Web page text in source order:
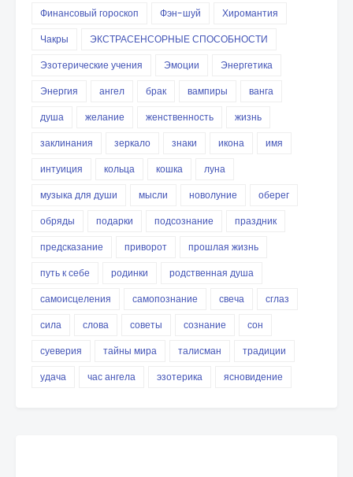
Финансовый гороскоп
Фэн-шуй
Хиромантия
Чакры
ЭКСТРАСЕНСОРНЫЕ СПОСОБНОСТИ
Эзотерические учения
Эмоции
Энергетика
Энергия
ангел брак вампиры
ванга
душа
желание женственность
жизнь
заклинания
зеркало знаки икона
имя
интуиция
кольца кошка
луна
музыка для души
мысли новолуние
оберег
обряды
подарки подсознание
праздник
предсказание
приворот
прошлая жизнь
путь к себе
родинки
родственная душа
самоисцеления
самопознание свеча
сглаз
сила
слова советы сознание
сон
суеверия
тайны мира талисман
традиции
удача
час ангела эзотерика ясновидение